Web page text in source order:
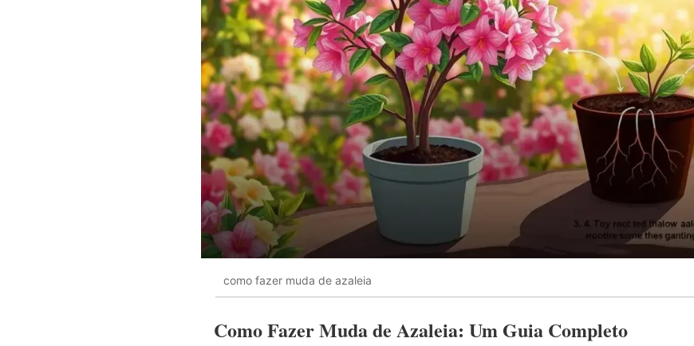
como fazer muda de azaleia
Como Fazer Muda de Azaleia: Um Guia Completo